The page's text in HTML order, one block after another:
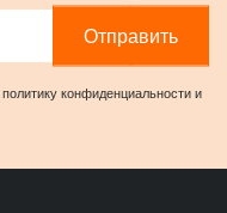
Отправить
политику конфиденциальностии